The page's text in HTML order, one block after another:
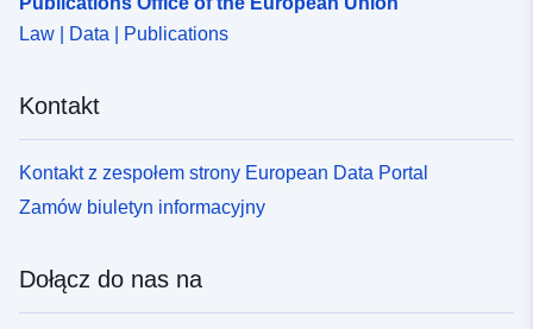
Law | Data | Publications
Kontakt
Kontakt z zespołem strony European Data Portal
Zamów biuletyn informacyjny
Dołącz do nas na